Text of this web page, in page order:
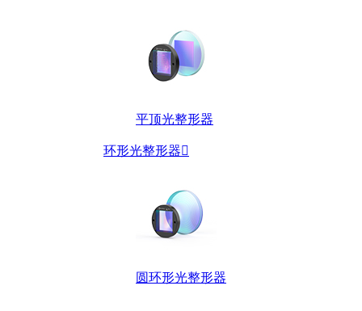
平顶光整形器
环形光整形器
圆环形光整形器